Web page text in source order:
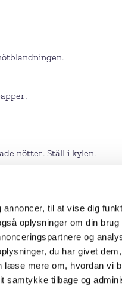
til at vise dig
oplysninger om din
og
du har givet
læse mere om, hvordan vi
samtykke tilbage og
nötter. Ställ i kylen.
RECEPT
FILMER
PRODUKTER